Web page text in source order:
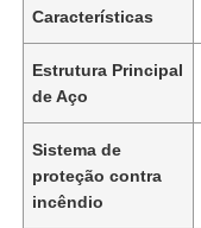
Características
Estrutura Principal
de Aço
Sistema de
proteção contra
incêndio